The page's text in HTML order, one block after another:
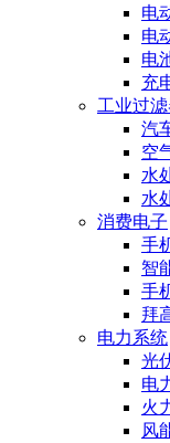
电
电
电
充
工业过
汽
空
水
水
消费电子
手
智
手
拜
电力系统
光
电
火
风